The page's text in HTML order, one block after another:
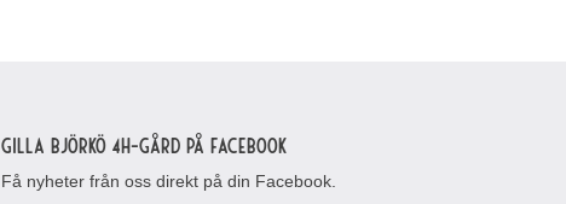
Gilla Björkö 4H-gård på Facebook
Få nyheter från oss direkt på din Facebook.